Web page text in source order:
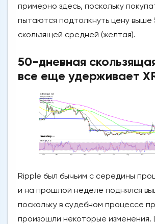
примерно здесь, поскольку
пытаются подтолкнуть цену выше
скользящей средней (желтая).
50-дневная
все еще удерживает
Ripple был бычьим с середины
и на прошлой неделе поднялся
поскольку в судебном процессе
произошли некоторые изменения.